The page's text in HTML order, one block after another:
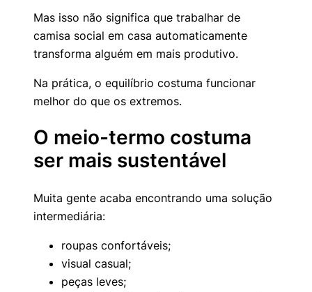
Mas isso não significa que trabalhar de
camisa social em casa automaticamente
transforma alguém em mais produtivo.
Na prática, o equilíbrio costuma funcionar
melhor do que os extremos.
O meio-termo costuma
ser mais sustentável
Muita gente acaba encontrando uma solução
intermediária:
roupas confortáveis;
visual casual;
peças leves;